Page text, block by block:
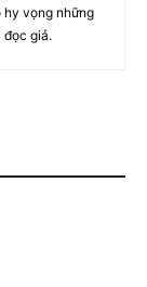
hy vọng những
đọc giả.